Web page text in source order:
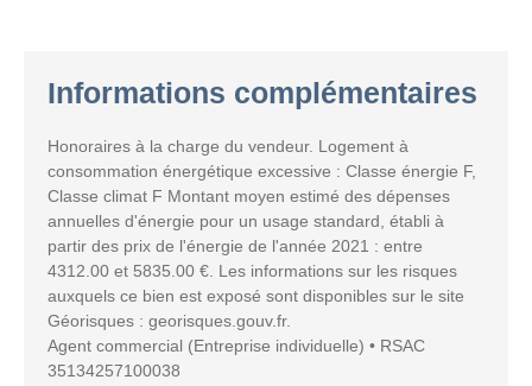
Informations complémentaires
Honoraires à la charge du vendeur. Logement à
consommation énergétique excessive : Classe énergie F,
Classe climat F Montant moyen estimé des dépenses
annuelles d'énergie pour un usage standard, établi à
partir des prix de l'énergie de l'année 2021 : entre
4312.00 et 5835.00 €. Les informations sur les risques
auxquels ce bien est exposé sont disponibles sur le site
Géorisques : georisques.gouv.fr.
Agent commercial (Entreprise individuelle) • RSAC
35134257100038